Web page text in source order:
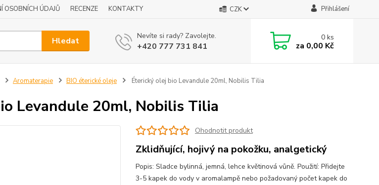
OSOBNÍCH ÚDAJŮ RECENZE KONTAKTY CZK Přihlášení
Hledat Nevíte si rady? Zavolejte.
+420 777 731 841
0ks
za 0,00 Kč
Aromaterapie BIO éterické oleje Éterický olej bio Levandule 20ml, Nobilis Tilia
Levandule 20ml, Nobilis Tilia
Ohodnotit produkt
Zklidňující, hojivý na pokožku, analgetický
Popis: Sladce bylinná, jemná, lehce květinová vůně. Použití: Přidejte
3-5 kapek do vody v aromalampě nebo požadovaný počet kapek do